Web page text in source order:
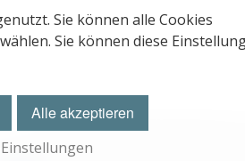
© 2026
Sie können alle Cookies
Sie können diese
Alle akzeptieren